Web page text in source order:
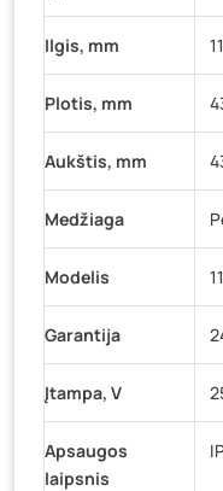
Ilgis, mm
Plotis, mm
Aukštis, mm
Medžiaga
Modelis
Garantija
Įtampa, V
Apsaugos
laipsnis